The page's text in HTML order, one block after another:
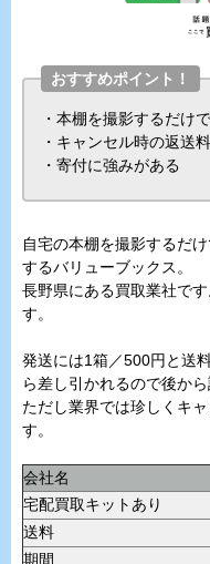
おすすめポイント！
・本棚を撮影するだけ
・キャンセル時の返送
・寄付に強みがある
自宅の本棚を撮影するだ
するバリューブックス。
長野県にある買取業社で
す。
発送には1箱／500円と送
ら差し引かれるので後か
ただし業界では珍しくキ
す。
会社名
宅配買取キットあり
送料
期間